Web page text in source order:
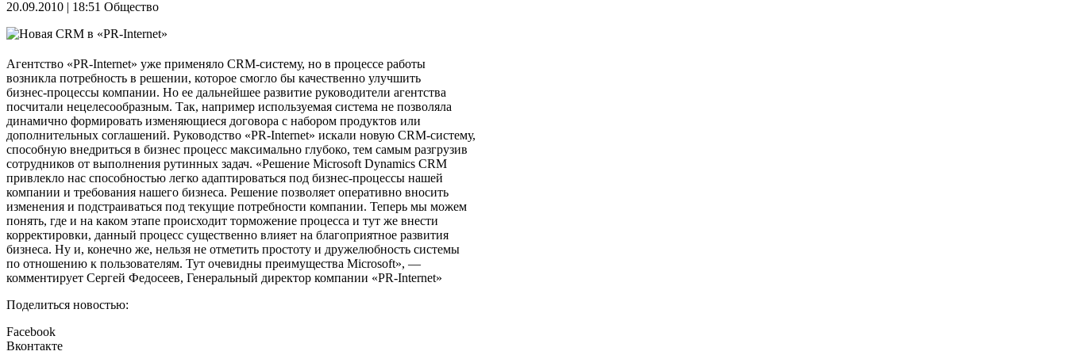
20.09.2010 | 18:51 Общество
Агентство «PR-Internet» уже применяло CRM-систему, но в процессе работы
возникла потребность в решении, которое смогло бы качественно улучшить
бизнес-процессы компании. Но ее дальнейшее развитие руководители агентства
посчитали нецелесообразным. Так, например используемая система не позволяла
динамично формировать изменяющиеся договора с набором продуктов или
дополнительных соглашений. Руководство «PR-Internet» искали новую CRM-систему,
способную внедриться в бизнес процесс максимально глубоко, тем самым разгрузив
сотрудников от выполнения рутинных задач. «Решение Microsoft Dynamics CRM
привлекло нас способностью легко адаптироваться под бизнес-процессы нашей
компании и требования нашего бизнеса. Решение позволяет оперативно вносить
изменения и подстраиваться под текущие потребности компании. Теперь мы можем
понять, где и на каком этапе происходит торможение процесса и тут же внести
корректировки, данный процесс существенно влияет на благоприятное развития
бизнеса. Ну и, конечно же, нельзя не отметить простоту и дружелюбность системы
по отношению к пользователям. Тут очевидны преимущества Microsoft», —
комментирует Сергей Федосеев, Генеральный директор компании «PR-Internet»
Поделиться новостью:
Facebook
Вконтакте